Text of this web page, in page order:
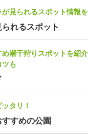
見られるスポット情報
れるスポット
潮干狩りスポットを紹
も
タリ！
すめの公園